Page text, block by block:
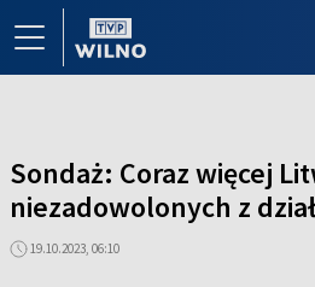
Sondaż: Coraz więcej
niezadowolonych z
19.10.2023, 06:10